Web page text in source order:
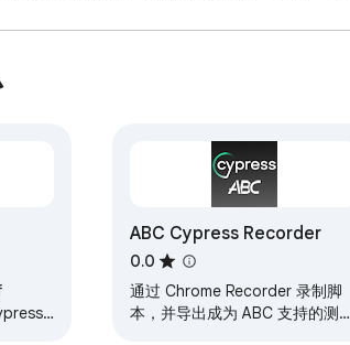
ABC Cypress Recorder
0.0
通过 Chrome Recorder 录制脚
本，并导出成为 ABC 支持的测试